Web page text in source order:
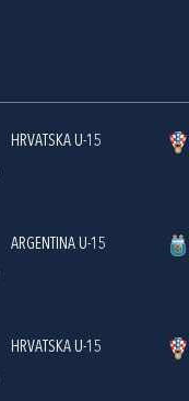
HRVATSKA U-15
ARGENTINA U-15
HRVATSKA U-15